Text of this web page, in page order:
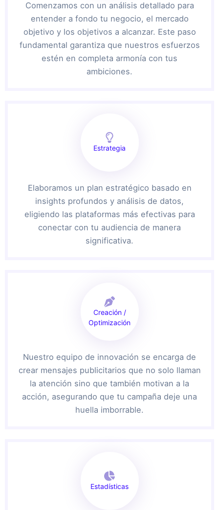
Comenzamos con un análisis detallado para
entender a fondo tu negocio, el mercado
objetivo y los objetivos a alcanzar. Este paso
fundamental garantiza que nuestros esfuerzos
estén en completa armonía con tus
ambiciones.
Estrategia
Elaboramos un plan estratégico basado en
insights profundos y análisis de datos,
eligiendo las plataformas más efectivas para
conectar con tu audiencia de manera
significativa.
Creación /
Optimización
Nuestro equipo de innovación se encarga de
crear mensajes publicitarios que no solo llaman
la atención sino que también motivan a la
acción, asegurando que tu campaña deje una
huella imborrable.
Estadísticas